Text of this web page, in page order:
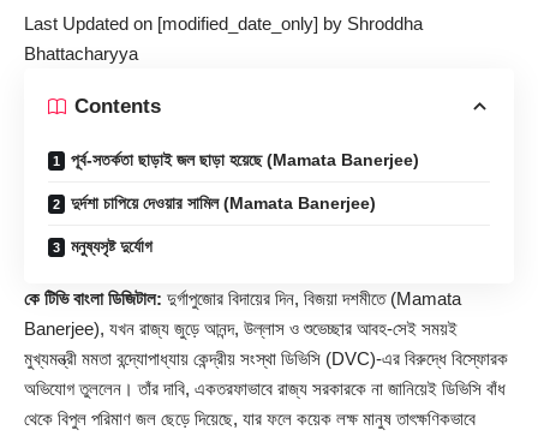
Last Updated on [modified_date_only] by Shroddha
Bhattacharyya
Contents
পূর্ব-সতর্কতা ছাড়াই জল ছাড়া হয়েছে (Mamata Banerjee)
দুর্দশা চাপিয়ে দেওয়ার সামিল (Mamata Banerjee)
মনুষ্যসৃষ্ট দুর্যোগ
কে টিভি বাংলা ডিজিটাল: দুর্গাপুজোর বিদায়ের দিন, বিজয়া দশমীতে (Mamata
Banerjee), যখন রাজ্য জুড়ে আনন্দ, উল্লাস ও শুভেচ্ছার আবহ-সেই সময়ই
মুখ্যমন্ত্রী মমতা বন্দ্যোপাধ্যায় কেন্দ্রীয় সংস্থা ডিভিসি (DVC)-এর বিরুদ্ধে বিস্ফোরক
অভিযোগ তুললেন। তাঁর দাবি, একতরফাভাবে রাজ্য সরকারকে না জানিয়েই ডিভিসি বাঁধ
থেকে বিপুল পরিমাণ জল ছেড়ে দিয়েছে, যার ফলে কয়েক লক্ষ মানুষ তাৎক্ষণিকভাবে